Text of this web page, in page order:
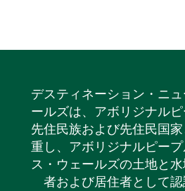
デスティネーション・ニ
ールズは、アボリジナル
先住民族および先住民国
重し、アボリジナルピー
ス・ウェールズの土地と
者および居住者として認